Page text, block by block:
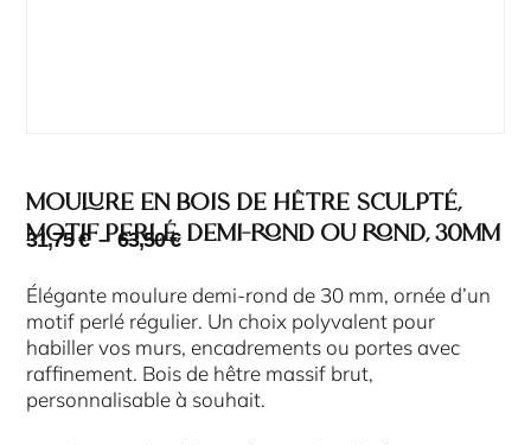
Moulure en bois de hêtre sculpté,
motif perlé, demi-rond ou rond, 30mm
31,75€–63,50€
Élégante moulure demi-rond de 30 mm, ornée d’un
motif perlé régulier. Un choix polyvalent pour
habiller vos murs, encadrements ou portes avec
raffinement. Bois de hêtre massif brut,
personnalisable à souhait.